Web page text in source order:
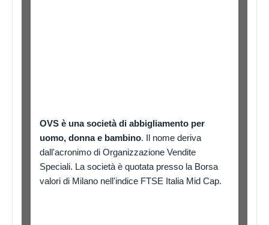
OVS è una società di abbigliamento per
uomo, donna e bambino. Il nome deriva
dall'acronimo di Organizzazione Vendite
Speciali. La società è quotata presso la Borsa
valori di Milano nell'indice FTSE Italia Mid Cap.